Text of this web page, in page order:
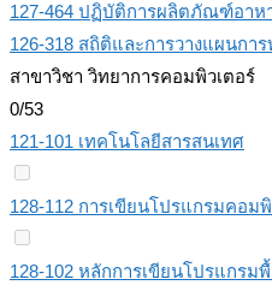
127-464 ปฏิบัติการผลิตภัณฑ์อาห
126-318 สถิติและการวางแผนกา
สาขาวิชา วิทยาการคอมพิวเตอร์
0/53
121-101 เทคโนโลยีสารสนเทศ
128-112 การเขียนโปรแกรมคอม
128-102 หลักการเขียนโปรแกรม